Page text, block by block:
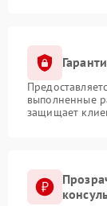
выполненные
защищает